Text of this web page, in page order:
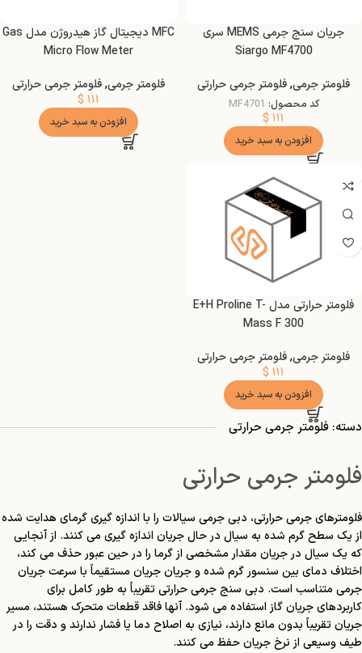
جریان سنج جرمی MEMS سری
Siargo MF4700
فلومتر جرمی,فلومتر جرمی حرارتی
کد محصول: MF4701
$ ۱۱۱
افزودن به سبد خرید
MFC دیجیتال گاز هیدروژن مدل Gas
Micro Flow Meter
فلومتر جرمی,فلومتر جرمی حرارتی
$ ۱۱۱
افزودن به سبد خرید
فلومتر حرارتی مدل E+H Proline T-
Mass F 300
فلومتر جرمی,فلومتر جرمی حرارتی
$ ۱۱۱
افزودن به سبد خرید
دسته: فلومتر جرمی حرارتی
فلومتر جرمی حرارتی
فلومترهای جرمی حرارتی، دبی جرمی سیالات را با اندازه گیری گرمای هدایت شده
از یک سطح گرم شده به سیال در حال جریان اندازه گیری می کنند. از آنجایی
که یک سیال در جریان مقدار مشخصی از گرما را در حین عبور حذف می کند،
اختلاف دمای بین سنسور گرم شده و جریان جریان مستقیماً با سرعت جریان
جرمی متناسب است. دبی سنج جرمی حرارتی تقریباً به طور کامل برای
کاربردهای جریان گاز استفاده می شود. آنها فاقد قطعات متحرک هستند، مسیر
جریان تقریباً بدون مانع دارند، نیازی به اصلاح دما یا فشار ندارند و دقت را در
طیف وسیعی از نرخ جریان حفظ می کنند.